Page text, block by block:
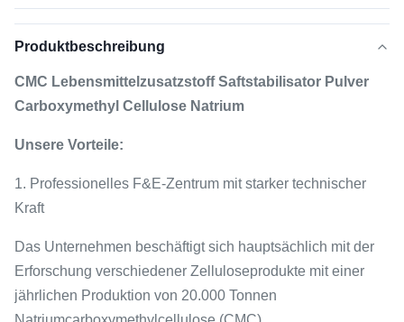
Produktbeschreibung
CMC Lebensmittelzusatzstoff Saftstabilisator Pulver
Carboxymethyl Cellulose Natrium
Unsere Vorteile:
1. Professionelles F&E-Zentrum mit starker technischer
Kraft
Das Unternehmen beschäftigt sich hauptsächlich mit der
Erforschung verschiedener Zelluloseprodukte mit einer
jährlichen Produktion von 20.000 Tonnen